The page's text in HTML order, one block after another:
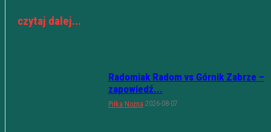
czytaj dalej...
Radomiak Radom vs Górnik Zabrze –
zapowiedź...
Piłka Nożna 2026-08-07